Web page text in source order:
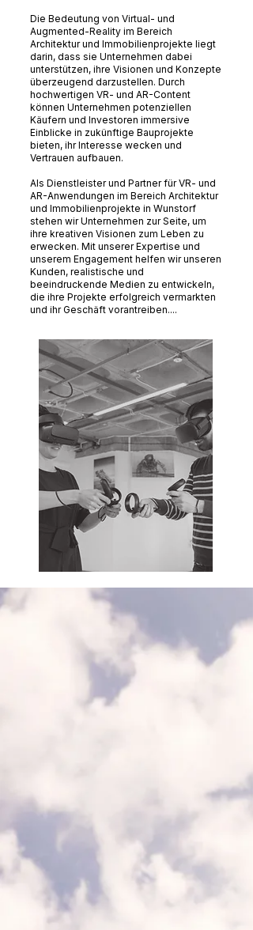
Die Bedeutung von Virtual- und
Augmented-Reality im Bereich
Architektur und Immobilienprojekte liegt
darin, dass sie Unternehmen dabei
unterstützen, ihre Visionen und Konzepte
überzeugend darzustellen. Durch
hochwertigen VR- und AR-Content
können Unternehmen potenziellen
Käufern und Investoren immersive
Einblicke in zukünftige Bauprojekte
bieten, ihr Interesse wecken und
Vertrauen aufbauen.
Als Dienstleister und Partner für VR- und
AR-Anwendungen im Bereich Architektur
und Immobilienprojekte in Wunstorf
stehen wir Unternehmen zur Seite, um
ihre kreativen Visionen zum Leben zu
erwecken. Mit unserer Expertise und
unserem Engagement helfen wir unseren
Kunden, realistische und
beeindruckende Medien zu entwickeln,
die ihre Projekte erfolgreich vermarkten
und ihr Geschäft vorantreiben....